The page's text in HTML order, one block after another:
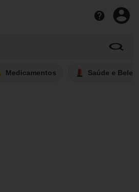
Medicamentos Saúde e